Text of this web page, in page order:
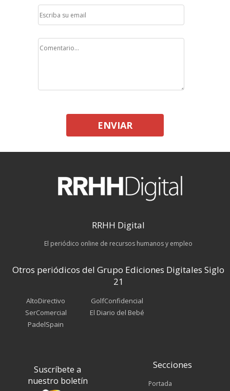
ENVIAR
RRHH Digital
El periódico online de recursos humanos y empleo
Otros periódicos del Grupo Ediciones Digitales Siglo
21
AltoDirectivo
SerComercial
PadelSpain
GolfConfidencial
El Diario del Bebé
Suscríbete a
nuestro boletín
Secciones
Portada